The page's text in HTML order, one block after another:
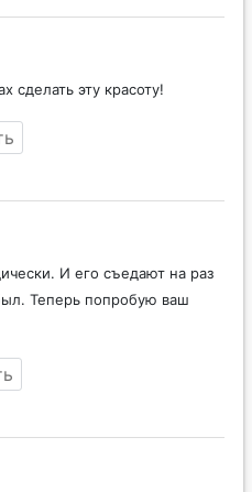
эту красоту!
И его съедают на раз
Теперь попробую ваш